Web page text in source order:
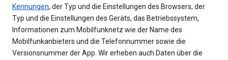
Kennungen, der Typ und die Einstellungen des Browsers, der
Typ und die Einstellungen des Geräts, das Betriebssystem,
Informationen zum Mobilfunknetz wie der Name des
Mobilfunkanbieters und die Telefonnummer sowie die
Versionsnummer der App. Wir erheben auch Daten über die